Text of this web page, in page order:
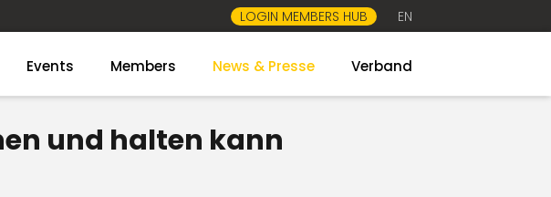
LOGIN MEMBERS HUB EN
Events Members News & Presse Verband
und halten kann